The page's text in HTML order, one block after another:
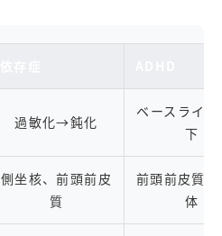
過敏化→鈍化
ベースライ
下
側坐核、前頭前皮
質
前頭前皮質
体